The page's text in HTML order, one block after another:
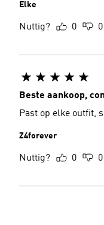
Elke
Nuttig? 0 0
Beste aankoop,
Past op elke outfit,
Z4forever
Nuttig? 0 0